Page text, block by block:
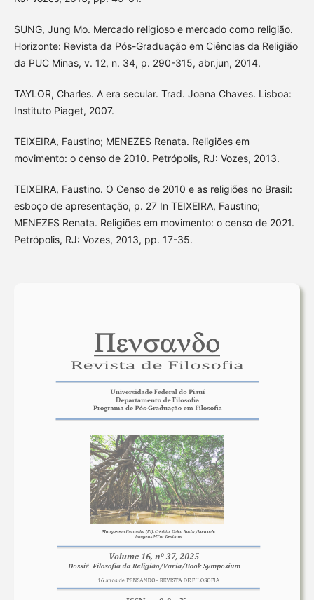
SUNG, Jung Mo. Mercado religioso e mercado como religião.
Horizonte: Revista da Pós-Graduação em Ciências da Religião
da PUC Minas, v. 12, n. 34, p. 290-315, abr.jun, 2014.
TAYLOR, Charles. A era secular. Trad. Joana Chaves. Lisboa:
Instituto Piaget, 2007.
TEIXEIRA, Faustino; MENEZES Renata. Religiões em
movimento: o censo de 2010. Petrópolis, RJ: Vozes, 2013.
TEIXEIRA, Faustino. O Censo de 2010 e as religiões no Brasil:
esboço de apresentação, p. 27 In TEIXEIRA, Faustino;
MENEZES Renata. Religiões em movimento: o censo de 2021.
Petrópolis, RJ: Vozes, 2013, pp. 17-35.